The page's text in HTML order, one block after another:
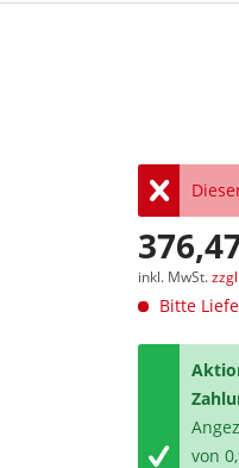
inkl. MwSt.
Bitte
von